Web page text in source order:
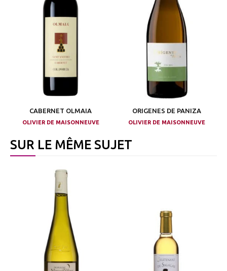
CABERNET OLMAIA
OLIVIER DE MAISONNEUVE
ORIGENES DE PANIZA
OLIVIER DE MAISONNEUVE
SUR LE MÊME SUJET